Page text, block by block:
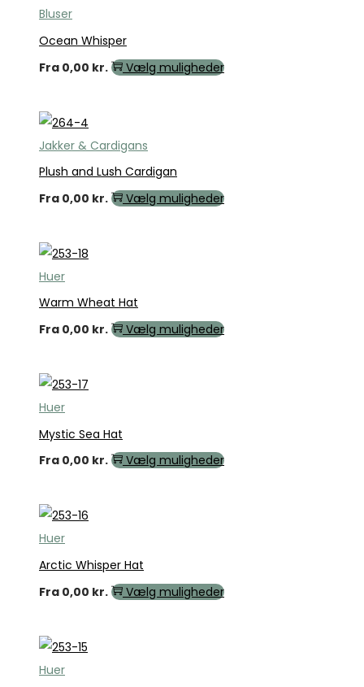
Bluser
Ocean Whisper
Fra 0,00 kr. Vælg muligheder
Jakker & Cardigans
Plush and Lush Cardigan
Fra 0,00 kr. Vælg muligheder
Huer
Warm Wheat Hat
Fra 0,00 kr. Vælg muligheder
Huer
Mystic Sea Hat
Fra 0,00 kr. Vælg muligheder
Huer
Arctic Whisper Hat
Fra 0,00 kr. Vælg muligheder
Huer